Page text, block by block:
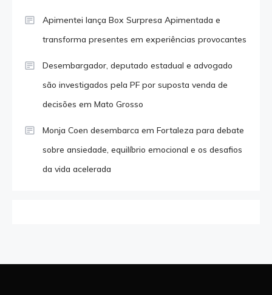
Apimentei lança Box Surpresa Apimentada e
transforma presentes em experiências provocantes
Desembargador, deputado estadual e advogado
são investigados pela PF por suposta venda de
decisões em Mato Grosso
Monja Coen desembarca em Fortaleza para debate
sobre ansiedade, equilíbrio emocional e os desafios
da vida acelerada